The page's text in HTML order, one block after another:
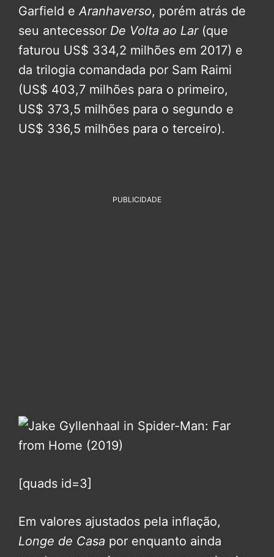
Garfield eAranhaverso, porém atrás de
seu antecessor De Volta ao Lar (que
faturou US$ 334,2 milhões em 2017) e
da trilogia comandada por Sam Raimi
(US$ 403,7 milhões para o primeiro,
US$ 373,5 milhões para o segundo e
US$ 336,5 milhões para o terceiro).
PUBLICIDADE
[quads id=3]
Em valores ajustados pela inflação,
Longe de Casa por enquanto ainda